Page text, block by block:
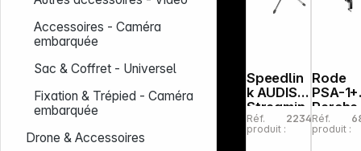
Accessoires - Caméra
embarquée
Sac & Coffret - Universel
Fixation & Trépied - Caméra
embarquée
Drone & Accessoires
Speedlin
k AUDIS
Streamin
g
Micropho
Réf.
produit :
223416
Rode
PSA-1+
Perche
micro
rotative
Réf.
produit :